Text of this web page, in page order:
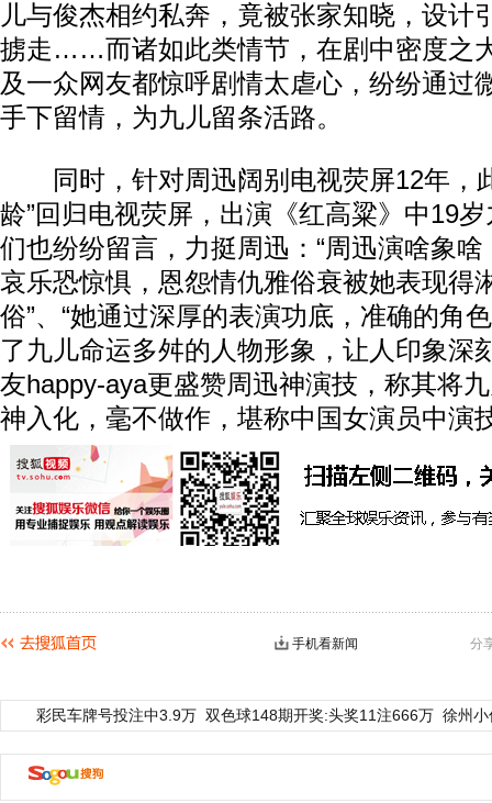
儿与俊杰相约私奔，竟被张家知晓，设计
掳走……而诸如此类情节，在剧中密度之
及一众网友都惊呼剧情太虐心，纷纷通过
手下留情，为九儿留条活路。
同时，针对周迅阔别电视荧屏12年，
龄”回归电视荧屏，出演《红高粱》中19
们也纷纷留言，力挺周迅：“周迅演啥象
哀乐恐惊惧，恩怨情仇雅俗衰被她表现得
俗”、“她通过深厚的表演功底，准确的角
了九儿命运多舛的人物形象，让人印象深
友happy-aya更盛赞周迅神演技，称其将
神入化，毫不做作，堪称中国女演员中演
分
手机看新闻
彩民车牌号投注中3.9万 双色球148期开奖:头奖11注666万 徐州